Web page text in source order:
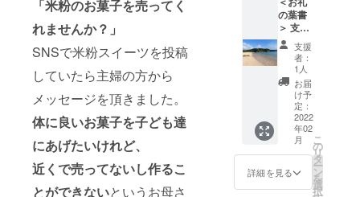
「米粉のお菓子を売ってく
れませんか？」
SNSで米粉スイーツを投稿
していたら主婦の方から
メッセージを頂きました。
体に良いお菓子を子ども達
にあげたいけれど、
近くで売ってないし作るこ
とができないというお母さ
海に向
かって
「あり
が
とー！
」と叫
びま
す。 ク
ラウド
ファン
ディン
グ終了
後速や
かに実
の葉書
＞ 支援
いただ
いたお
礼に葉
書を送
付しま
す。 葉
書は
「首里
城」
「赤
瓦」
「海」
支援
者：
1人
お届
け予
定：
2022
年02
月
詳細を見る
こ
の
リ
タ
ー
ン
を
選
択